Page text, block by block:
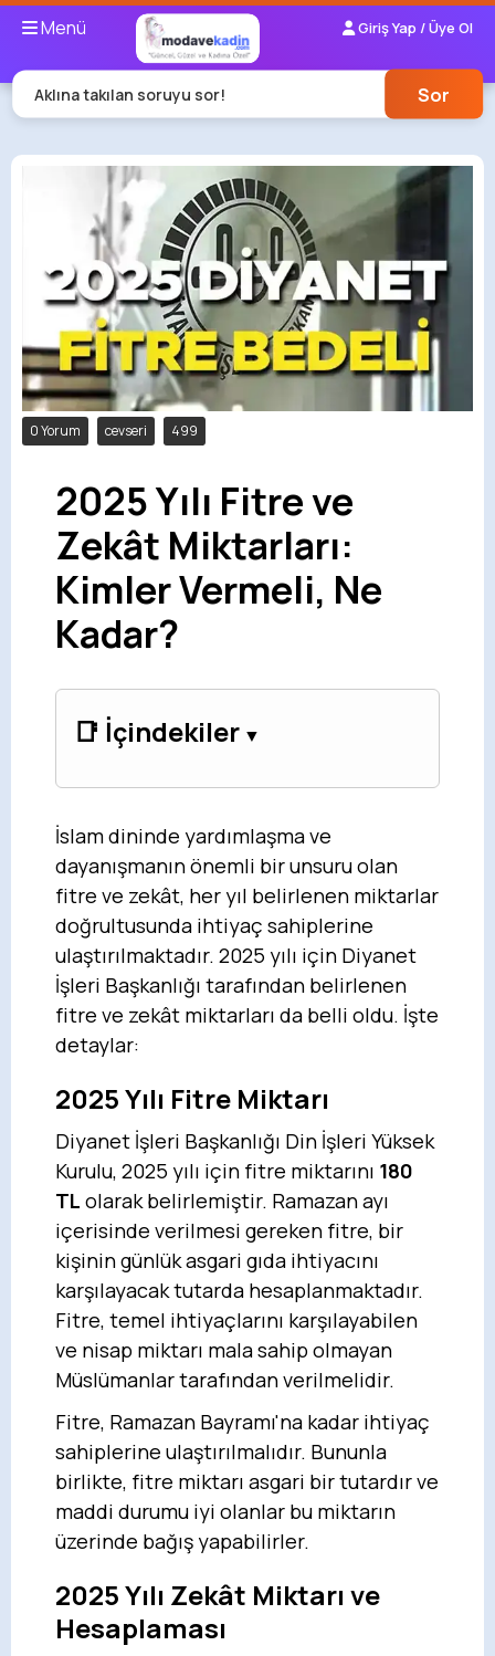
Menü Giriş Yap / Üye Ol
Aklına takılan soruyu sor! Sor
0 Yorum cevseri 499
2025 Yılı Fitre ve
Zekât Miktarları:
Kimler Vermeli, Ne
Kadar?
📑 İçindekiler
İslam dininde yardımlaşma ve
dayanışmanın önemli bir unsuru olan
fitre ve zekât, her yıl belirlenen miktarlar
doğrultusunda ihtiyaç sahiplerine
ulaştırılmaktadır. 2025 yılı için Diyanet
İşleri Başkanlığı tarafından belirlenen
fitre ve zekât miktarları da belli oldu. İşte
detaylar:
2025 Yılı Fitre Miktarı
Diyanet İşleri Başkanlığı Din İşleri Yüksek
Kurulu, 2025 yılı için fitre miktarını 180
TL olarak belirlemiştir. Ramazan ayı
içerisinde verilmesi gereken fitre, bir
kişinin günlük asgari gıda ihtiyacını
karşılayacak tutarda hesaplanmaktadır.
Fitre, temel ihtiyaçlarını karşılayabilen
ve nisap miktarı mala sahip olmayan
Müslümanlar tarafından verilmelidir.
Fitre, Ramazan Bayramı'na kadar ihtiyaç
sahiplerine ulaştırılmalıdır. Bununla
birlikte, fitre miktarı asgari bir tutardır ve
maddi durumu iyi olanlar bu miktarın
üzerinde bağış yapabilirler.
2025 Yılı Zekât Miktarı ve
Hesaplaması